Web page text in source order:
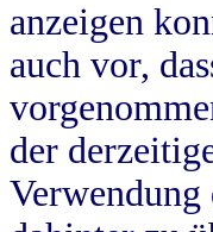
anzeigen
auch vor,
der